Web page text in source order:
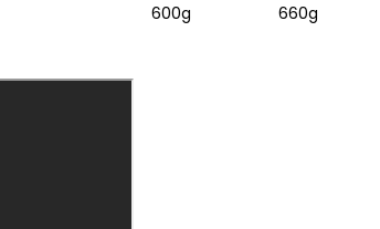
600g 660g